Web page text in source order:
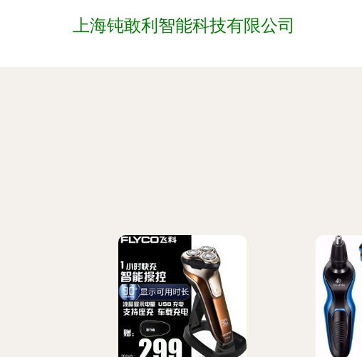
上海钝敢利智能科技有限公司